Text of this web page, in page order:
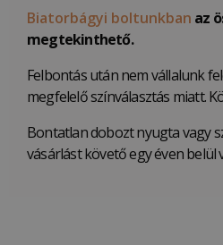
Biatorbágyi boltunkban az
megtekinthető.
Felbontás után nem vállalunk
megfelelő színválasztás miatt.
Bontatlan dobozt nyugta vagy
vásárlást követő egy éven belül